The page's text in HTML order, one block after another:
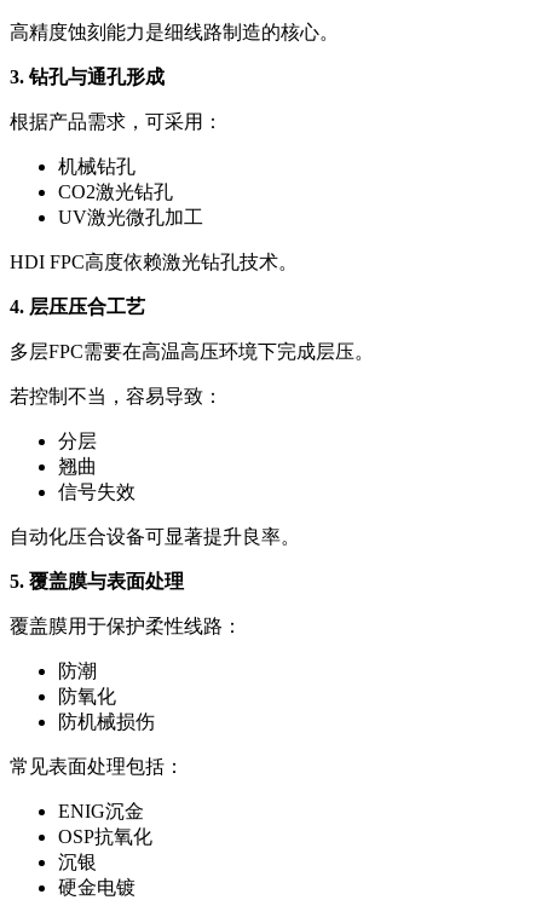
高精度蚀刻能力是细线路制造的核心。
3. 钻孔与通孔形成
根据产品需求，可采用：
机械钻孔
CO2激光钻孔
UV激光微孔加工
HDI FPC高度依赖激光钻孔技术。
4. 层压压合工艺
多层FPC需要在高温高压环境下完成层压。
若控制不当，容易导致：
分层
翘曲
信号失效
自动化压合设备可显著提升良率。
5. 覆盖膜与表面处理
覆盖膜用于保护柔性线路：
防潮
防氧化
防机械损伤
常见表面处理包括：
ENIG沉金
OSP抗氧化
沉银
硬金电镀